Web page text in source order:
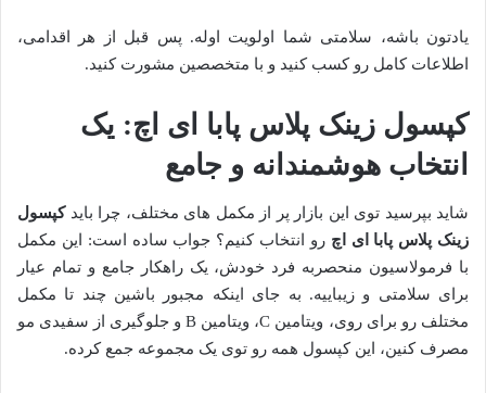
یادتون باشه، سلامتی شما اولویت اوله. پس قبل از هر اقدامی،
اطلاعات کامل رو کسب کنید و با متخصصین مشورت کنید.
کپسول زینک پلاس پابا ای اچ: یک
انتخاب هوشمندانه و جامع
شاید بپرسید توی این بازار پر از مکمل های مختلف، چرا بایدکپسول
زینک پلاس پابا ای اچ رو انتخاب کنیم؟ جواب ساده است: این مکمل
با فرمولاسیون منحصربه فرد خودش، یک راهکار جامع و تمام عیار
برای سلامتی و زیباییه. به جای اینکه مجبور باشین چند تا مکمل
مختلف رو برای روی، ویتامین C، ویتامین B و جلوگیری از سفیدی مو
مصرف کنین، این کپسول همه رو توی یک مجموعه جمع کرده.